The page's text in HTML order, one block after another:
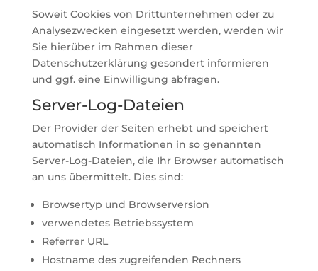
Soweit Cookies von Drittunternehmen oder zu
Analysezwecken eingesetzt werden, werden wir
Sie hierüber im Rahmen dieser
Datenschutzerklärung gesondert informieren
und ggf. eine Einwilligung abfragen.
Server-Log-Dateien
Der Provider der Seiten erhebt und speichert
automatisch Informationen in so genannten
Server-Log-Dateien, die Ihr Browser automatisch
an uns übermittelt. Dies sind:
Browsertyp und Browserversion
verwendetes Betriebssystem
Referrer URL
Hostname des zugreifenden Rechners